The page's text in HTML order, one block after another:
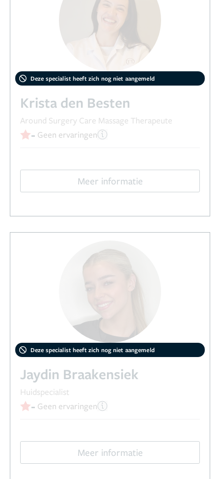
Deze specialist heeft zich nog niet aangemeld
Krista den Besten
Around Surgery Care Massage Therapeute
- Geen ervaringen
Meer informatie
Deze specialist heeft zich nog niet aangemeld
Jaydin Braakensiek
Huidspecialist
- Geen ervaringen
Meer informatie